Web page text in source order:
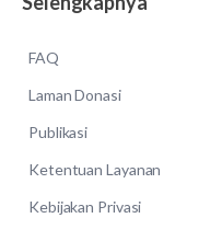
FAQ
Laman Donasi
Publikasi
Ketentuan Layanan
Kebijakan Privasi